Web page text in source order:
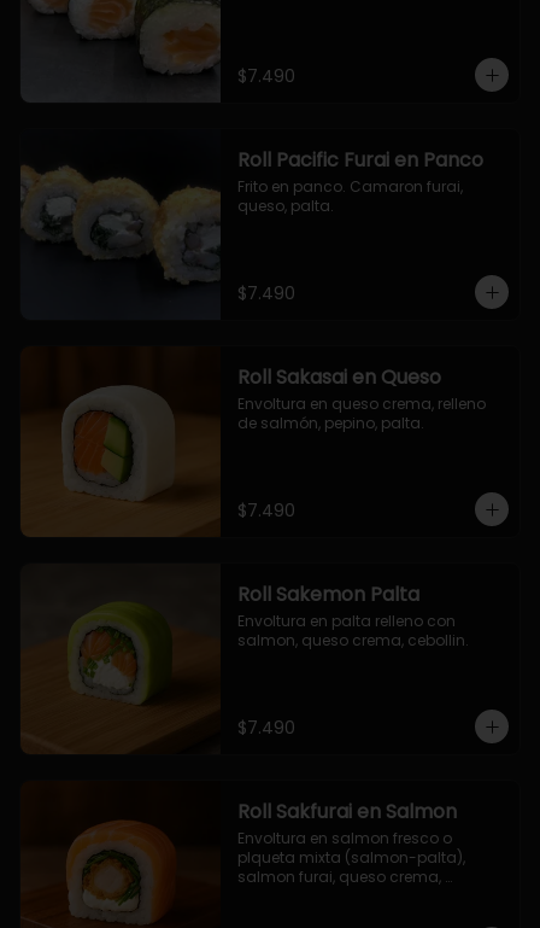
$7.490
Roll Pacific Furai en Panco
Frito en panco. Camaron furai,
queso, palta.
$7.490
Roll Sakasai en Queso
Envoltura en queso crema, relleno
de salmón, pepino, palta.
$7.490
Roll Sakemon Palta
Envoltura en palta relleno con
salmon, queso crema, cebollin.
$7.490
Roll Sakfurai en Salmon
Envoltura en salmon fresco o
plqueta mixta (salmon-palta),
salmon furai, queso crema,